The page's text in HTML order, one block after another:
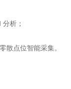
析；
散点位智能采集。